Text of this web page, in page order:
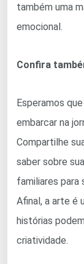
também uma
emocional.
Confira
Esperamos
embarcar na
Compartilhe
saber sobre
familiares para
Afinal, a arte é
histórias
criatividade.